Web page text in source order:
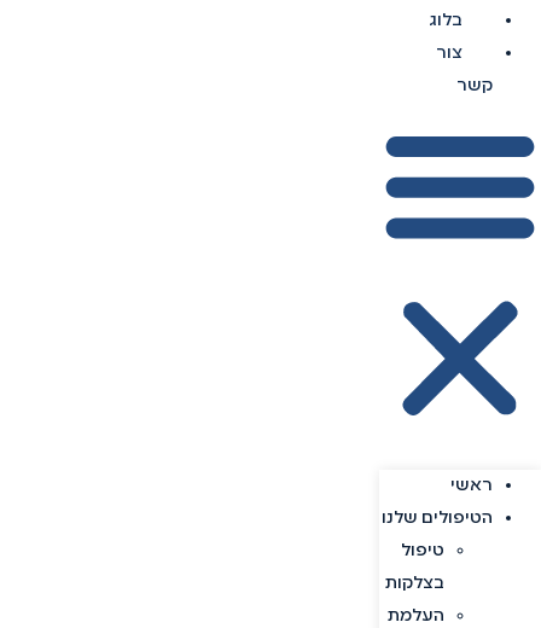
בלוג
צור
קשר
ראשי
הטיפולים שלנו
טיפול
בצלקות
העלמת